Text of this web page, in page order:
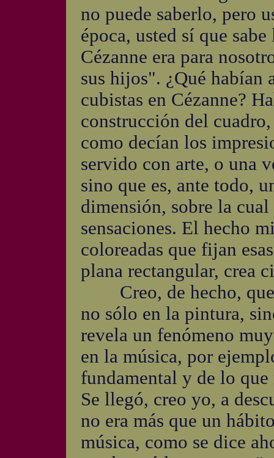
no puede saberlo, pero
época, usted sí que
Cézanne era para
sus hijos". ¿Qué habían
cubistas en Cézanne?
construcción del
como decían los
servido con arte, o una
sino que es, ante todo,
dimensión, sobre la
sensaciones. El hecho
coloreadas que fijan
plana rectangular, crea
Creo, de hecho, que
no sólo en la pintura,
revela un fenómeno
en la música, por
fundamental y de lo que
Se llegó, creo yo, a
no era más que un
música, como se dice